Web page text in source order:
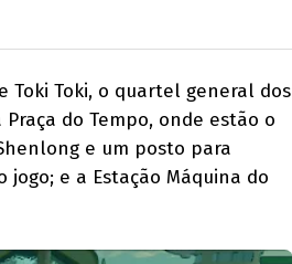
Toki Toki, o quartel general dos
do Tempo, onde estão o
e um posto para
e a Estação Máquina do